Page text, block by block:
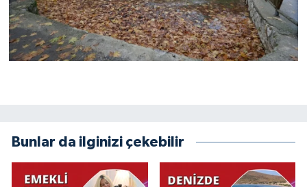
Bunlar da ilginizi çekebilir